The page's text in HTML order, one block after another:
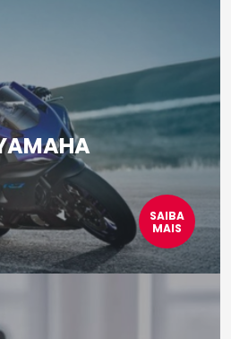
SAIBA
MAIS